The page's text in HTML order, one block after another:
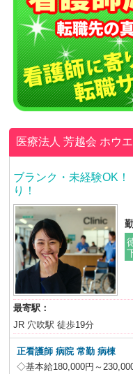
医療法人 芳越会 ホウ
ブランク・未経験OK
り！
最寄駅：
JR 穴吹駅 徒歩19分
正看護師 病院 常勤 病棟
◇基本給180,000円～